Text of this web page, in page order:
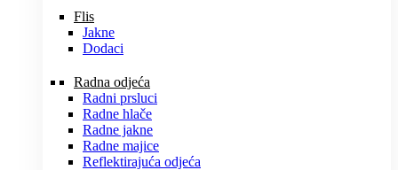
Flis
Jakne
Dodaci
Radna odjeća
Radni prsluci
Radne hlače
Radne jakne
Radne majice
Reflektirajuća odjeća